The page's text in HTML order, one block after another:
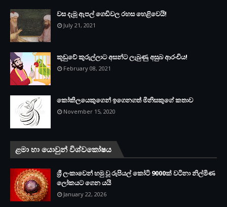
වස දැමූ ඇපල් ගෙඩිවල රහස හෙළිවෙයි!
July 21, 2021
කූඩුවේ කුරුල්ලාට අසන්ට ලැබුණු අසුබ ආරංචිය!
February 08, 2021
කෝකිලයෙකුගෙන් ඉගෙනගත් මිනිසකුගේ කතාව
November 15, 2020
ළමා හා යොවුන් විශ්වකෝෂය
ශ්‍රී ලංකාවෙන් හමු වූ රුපියල් කෝටි 9000ක් වටිනා නිල්මිණ
ලෝකයට ගෙන යයි
January 22, 2026